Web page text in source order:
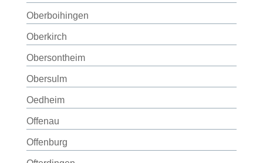
Oberboihingen
Oberkirch
Obersontheim
Obersulm
Oedheim
Offenau
Offenburg